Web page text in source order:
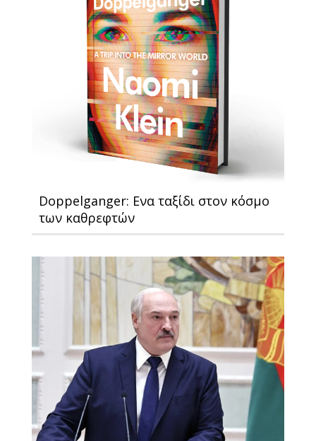
Doppelganger: Ενα ταξίδι στον κόσμο
των καθρεφτών